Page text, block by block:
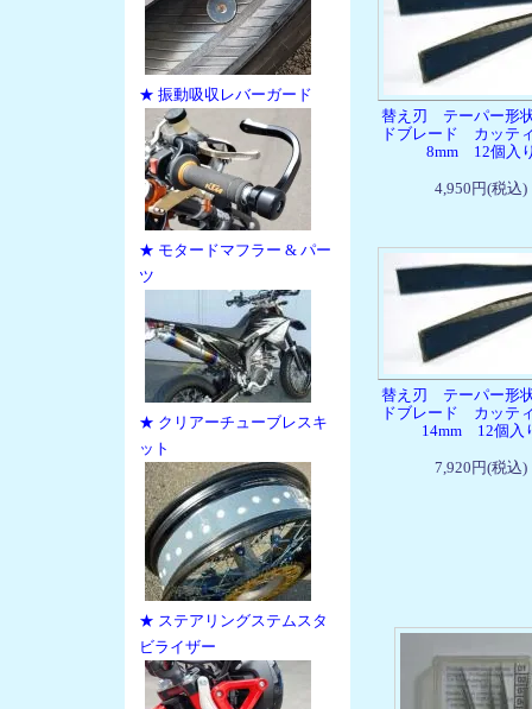
★ 振動吸収レバーガード
★ モタードマフラー & パー
ツ
★ クリアーチューブレスキ
ット
★ ステアリングステムスタ
ビライザー
替え刃 テーパー形
ドブレード カッテ
8mm 12個入
4,950円(税込)
替え刃 テーパー形
ドブレード カッテ
14mm 12個入
7,920円(税込)